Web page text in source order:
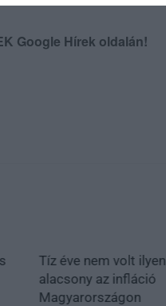
Google Hírek oldalán!
Tíz éve nem volt ilyen
alacsony az infláció
Magyarországon